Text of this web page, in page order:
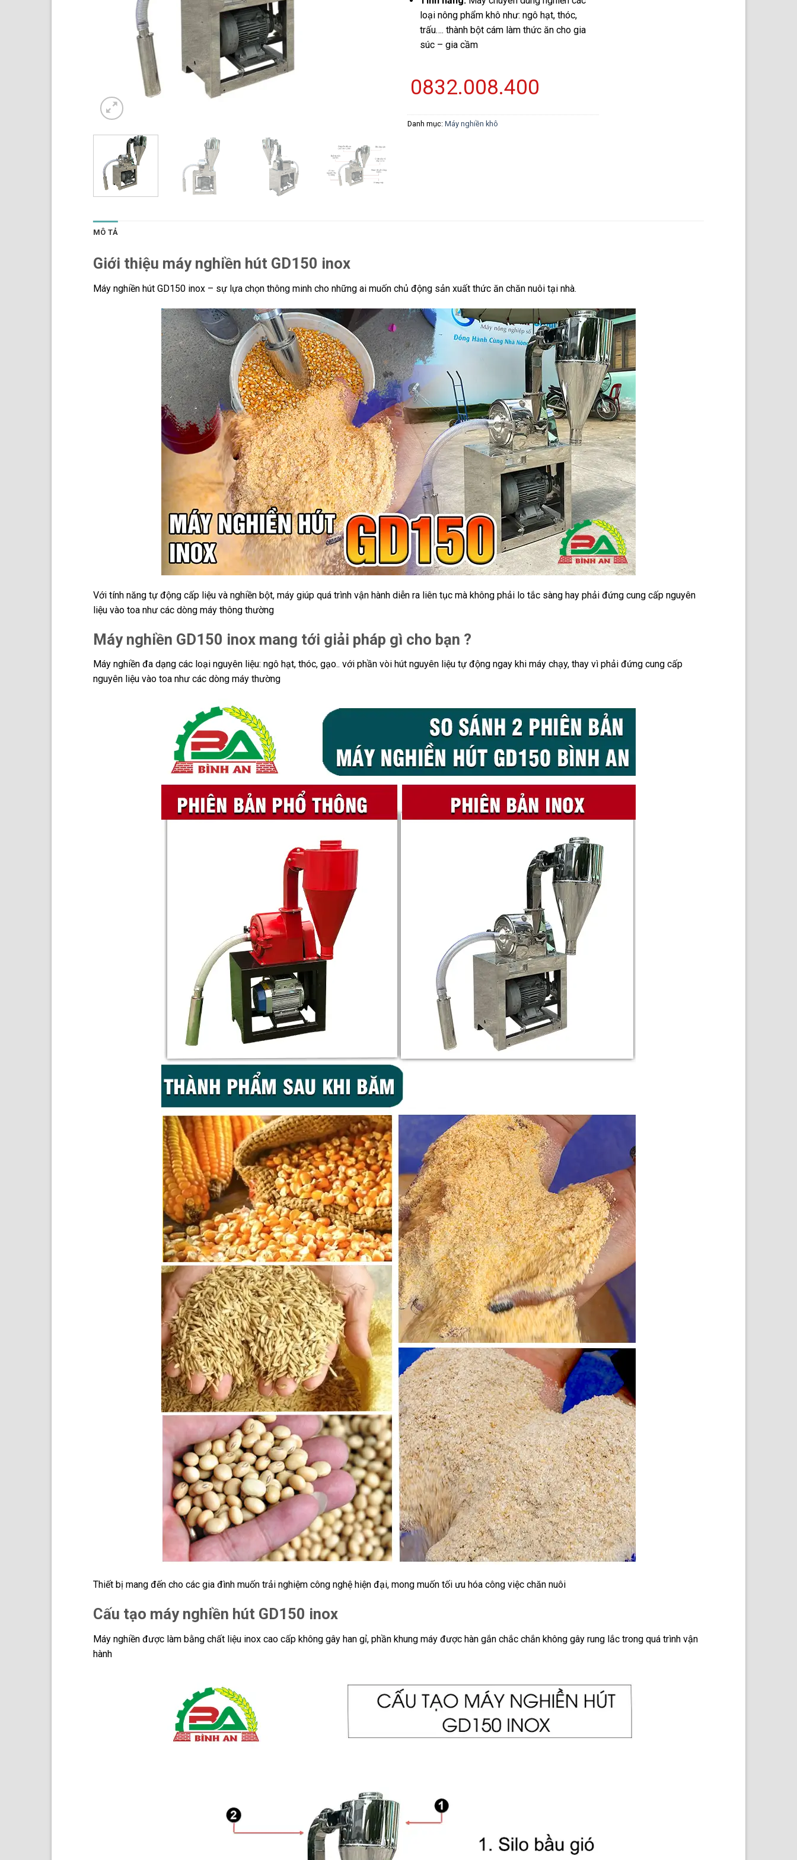
loại nông phẩm khô như: ngô hạt, thóc,
trấu…. thành bột cám làm thức ăn cho gia
súc – gia cầm
0832.008.400
Danh mục: Máy nghiền khô
MÔ TẢ
Giới thiệu máy nghiền hút GD150 inox
Máy nghiền hút GD150 inox – sự lựa chọn thông minh cho những ai muốn chủ động sản xuất thức ăn chăn nuôi tại nhà.
Với tính năng tự động cấp liệu và nghiền bột, máy giúp quá trình vận hành diễn ra liên tục mà không phải lo tắc sàng hay phải đứng cung cấp nguyên
liệu vào toa như các dòng máy thông thường
Máy nghiền GD150 inox mang tới giải pháp gì cho bạn ?
Máy nghiền đa dạng các loại nguyên liệu: ngô hạt, thóc, gạo.. với phần vòi hút nguyên liệu tự động ngay khi máy chạy, thay vì phải đứng cung cấp
nguyên liệu vào toa như các dòng máy thường
Thiết bị mang đến cho các gia đình muốn trải nghiệm công nghệ hiện đại, mong muốn tối ưu hóa công việc chăn nuôi
Cấu tạo máy nghiền hút GD150 inox
Máy nghiền được làm bằng chất liệu inox cao cấp không gây han gỉ, phần khung máy được hàn gắn chắc chắn không gây rung lắc trong quá trình vận
hành